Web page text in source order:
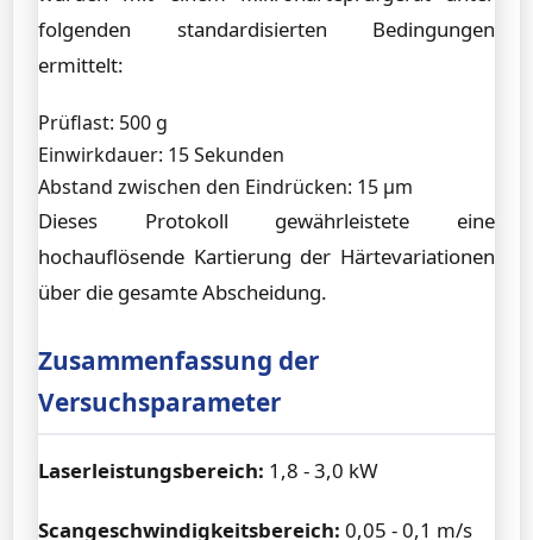
folgenden standardisierten Bedingungen
ermittelt:
Prüflast: 500 g
Einwirkdauer: 15 Sekunden
Abstand zwischen den Eindrücken: 15 µm
Dieses Protokoll gewährleistete eine
hochauflösende Kartierung der Härtevariationen
über die gesamte Abscheidung.
Zusammenfassung der
Versuchsparameter
Laserleistungsbereich: 1,8 - 3,0 kW
Scangeschwindigkeitsbereich: 0,05 - 0,1 m/s